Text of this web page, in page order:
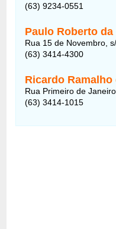
(63) 9234-0551
Paulo Roberto da
Rua 15 de Novembro,
(63) 3414-4300
Ricardo
Rua Primeiro de
(63) 3414-1015